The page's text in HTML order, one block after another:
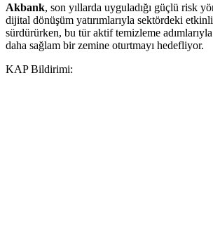
Akbank, son yıllarda uyguladığı güçlü risk
dijital dönüşüm yatırımlarıyla sektördeki
sürdürürken, bu tür aktif temizleme adımlarıyla
daha sağlam bir zemine oturtmayı hedefliyor.
KAP Bildirimi: